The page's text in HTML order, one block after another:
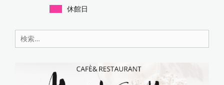
休館日
検
索: